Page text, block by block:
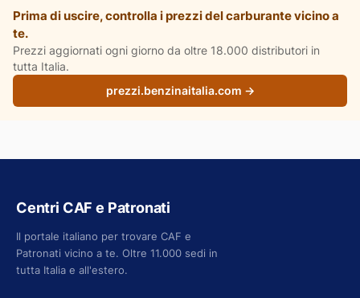
Prima di uscire, controlla i prezzi del carburante vicino a
te.
Prezzi aggiornati ogni giorno da oltre 18.000 distributori in
tutta Italia.
prezzi.benzinaitalia.com →
Centri CAF e Patronati
Il portale italiano per trovare CAF e
Patronati vicino a te. Oltre 11.000 sedi in
tutta Italia e all'estero.